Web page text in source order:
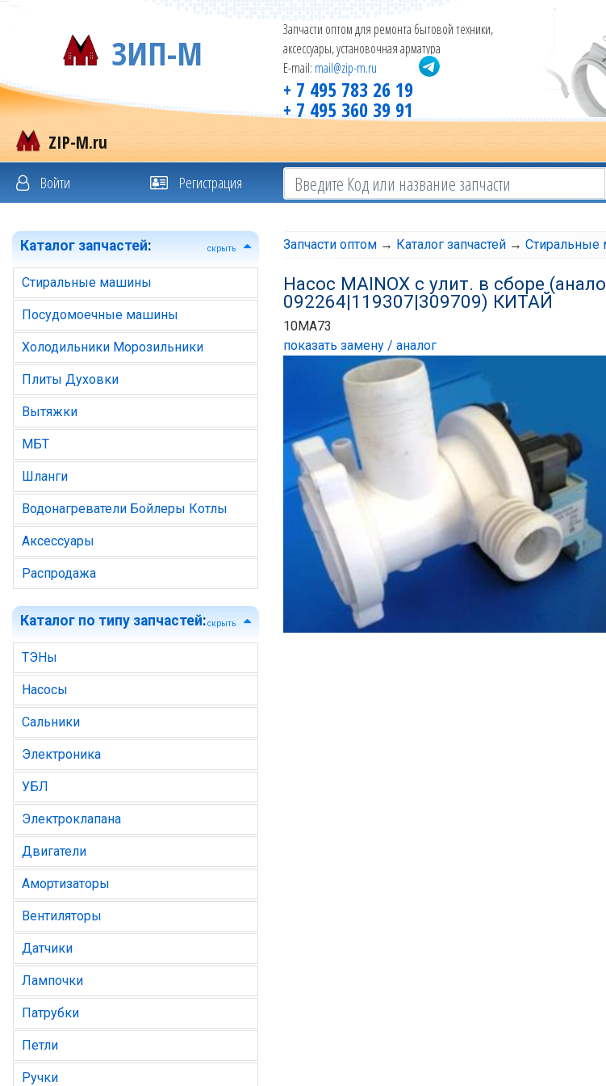
ЗИП-М
Запчасти оптом для ремонта бытовой техники,
аксессуары, установочная арматура
E-mail: mail@zip-m.ru
+ 7 495 783 26 19
+ 7 495 360 39 91
ZIP-M.ru
Войти Регистрация
Каталог запчастей: скрыть
Стиральные машины
Посудомоечные машины
Холодильники Морозильники
Плиты Духовки
Вытяжки
МБТ
Шланги
Водонагреватели Бойлеры Котлы
Аксессуары
Распродажа
Каталог по типу запчастей:скрыть
ТЭНы
Насосы
Сальники
Электроника
УБЛ
Электроклапана
Двигатели
Амортизаторы
Вентиляторы
Датчики
Лампочки
Патрубки
Петли
Ручки
Запчасти оптом → Каталог запчастей →
Насос MAINOX с улит. в сборе
092264|119307|309709) КИТАЙ
10MA73
показать замену / аналог